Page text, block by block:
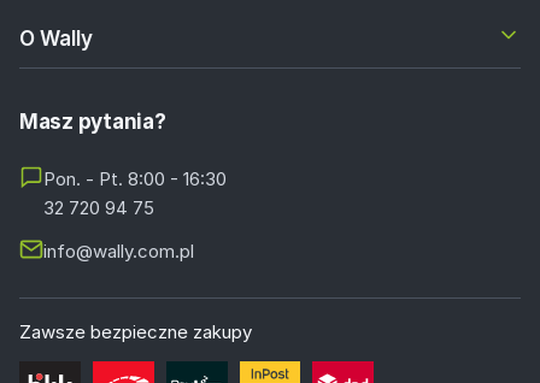
O Wally
Masz pytania?
Pon. - Pt. 8:00 - 16:30
32 720 94 75
info@wally.com.pl
Zawsze bezpieczne zakupy